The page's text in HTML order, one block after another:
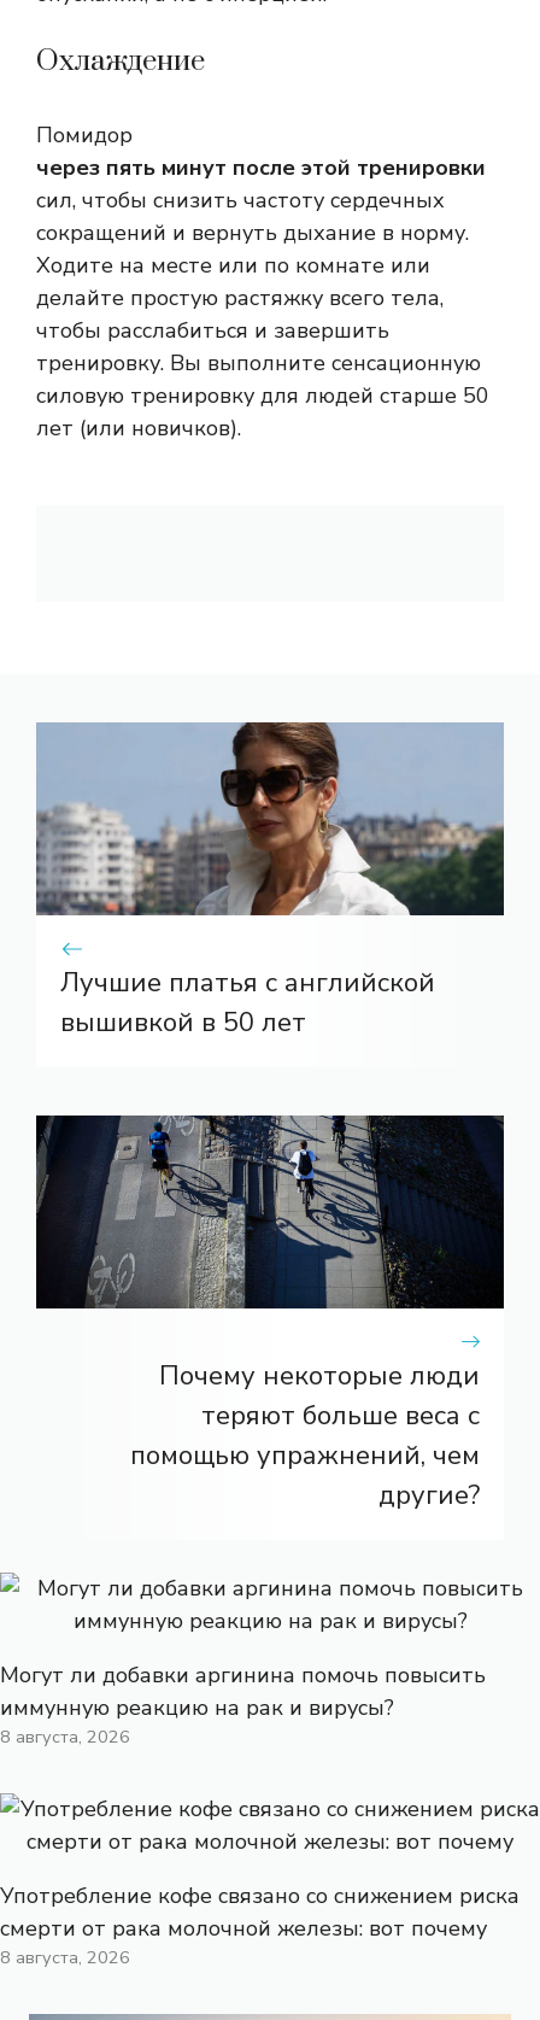
Охлаждение
Помидор
через пять минут после этой тренировки
сил, чтобы снизить частоту сердечных
сокращений и вернуть дыхание в норму.
Ходите на месте или по комнате или
делайте простую растяжку всего тела,
чтобы расслабиться и завершить
тренировку. Вы выполните сенсационную
силовую тренировку для людей старше 50
лет (или новичков).
Лучшие платья с английской
вышивкой в ​​50 лет
Почему некоторые люди
теряют больше веса с
помощью упражнений, чем
другие?
Могут ли добавки аргинина помочь повысить
иммунную реакцию на рак и вирусы?
8 августа, 2026
Употребление кофе связано со снижением риска
смерти от рака молочной железы: вот почему
8 августа, 2026